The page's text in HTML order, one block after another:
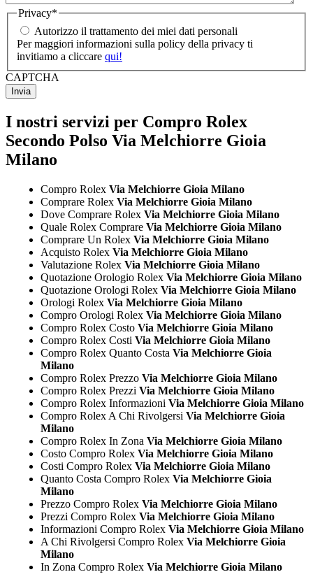
Privacy*
Autorizzo il trattamento dei miei dati personali
Per maggiori informazioni sulla policy della privacy ti
invitiamo a cliccare qui!
CAPTCHA
I nostri servizi per Compro Rolex
Secondo Polso Via Melchiorre Gioia
Milano
Compro Rolex Via Melchiorre Gioia Milano
Comprare Rolex Via Melchiorre Gioia Milano
Dove Comprare Rolex Via Melchiorre Gioia Milano
Quale Rolex Comprare Via Melchiorre Gioia Milano
Comprare Un Rolex Via Melchiorre Gioia Milano
Acquisto Rolex Via Melchiorre Gioia Milano
Valutazione Rolex Via Melchiorre Gioia Milano
Quotazione Orologio Rolex Via Melchiorre Gioia Milano
Quotazione Orologi Rolex Via Melchiorre Gioia Milano
Orologi Rolex Via Melchiorre Gioia Milano
Compro Orologi Rolex Via Melchiorre Gioia Milano
Compro Rolex Costo Via Melchiorre Gioia Milano
Compro Rolex Costi Via Melchiorre Gioia Milano
Compro Rolex Quanto Costa Via Melchiorre Gioia
Milano
Compro Rolex Prezzo Via Melchiorre Gioia Milano
Compro Rolex Prezzi Via Melchiorre Gioia Milano
Compro Rolex Informazioni Via Melchiorre Gioia Milano
Compro Rolex A Chi Rivolgersi Via Melchiorre Gioia
Milano
Compro Rolex In Zona Via Melchiorre Gioia Milano
Costo Compro Rolex Via Melchiorre Gioia Milano
Costi Compro Rolex Via Melchiorre Gioia Milano
Quanto Costa Compro Rolex Via Melchiorre Gioia
Milano
Prezzo Compro Rolex Via Melchiorre Gioia Milano
Prezzi Compro Rolex Via Melchiorre Gioia Milano
Informazioni Compro Rolex Via Melchiorre Gioia Milano
A Chi Rivolgersi Compro Rolex Via Melchiorre Gioia
Milano
In Zona Compro Rolex Via Melchiorre Gioia Milano